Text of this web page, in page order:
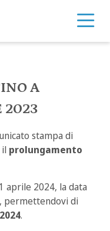
2024
A
2023
stampa di
prolungamento
aprile 2024, la data
permettendovi di
.